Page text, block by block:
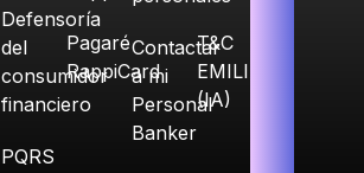
Defensoría
del
consumidor
financiero
PQRS
Pagaré
RappiCard
Contactar
a mi
Personal
Banker
T&C
EMILIA
(IA)